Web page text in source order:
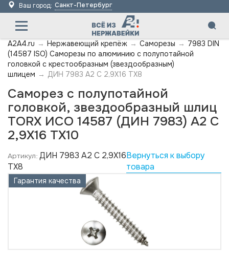
Ваш город: Санкт-Петербург
A2A4.ru → Нержавеющий крепёж → Саморезы → 7983 DIN
(14587 ISO) Саморезы по алюминию с полупотайной
головкой с крестообразным (звездообразным)
шлицем → ДИН 7983 А2 C 2,9X16 TX8
Саморез с полупотайной
головкой, звездообразный шлиц
TORX ИСО 14587 (ДИН 7983) А2 C
2,9X16 TX10
Артикул: ДИН 7983 А2 C 2,9X16
TX8
Вернуться к выбору
товара
Гарантия качества